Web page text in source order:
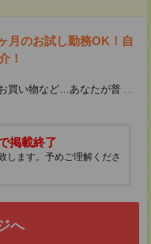
のお試し勤務OK！自
！
買い物など…あなたが普 ...
掲載終了
します。予めご理解くださ
へ